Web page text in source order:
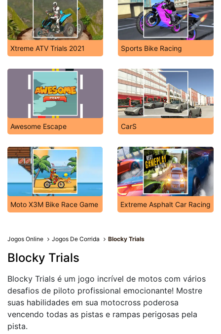
Xtreme ATV Trials 2021 Sports Bike Racing
Awesome Escape CarS
Moto X3M Bike Race Game Extreme Asphalt Car Racing
Jogos Online Jogos De Corrida Blocky Trials
Blocky Trials
Blocky Trials é um jogo incrível de motos com vários
desafios de piloto profissional emocionante! Mostre
suas habilidades em sua motocross poderosa
vencendo todas as pistas e rampas perigosas pela
pista.